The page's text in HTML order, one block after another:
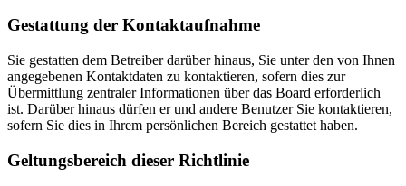
Gestattung der Kontaktaufnahme
Sie gestatten dem Betreiber darüber hinaus, Sie unter den von Ihnen
angegebenen Kontaktdaten zu kontaktieren, sofern dies zur
Übermittlung zentraler Informationen über das Board erforderlich
ist. Darüber hinaus dürfen er und andere Benutzer Sie kontaktieren,
sofern Sie dies in Ihrem persönlichen Bereich gestattet haben.
Geltungsbereich dieser Richtlinie